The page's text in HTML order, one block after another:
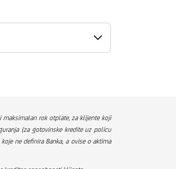
maksimalan rok otplate, za klijente koji
(za gotovinske kredite uz policu
ne definira Banka, a ovise o aktima